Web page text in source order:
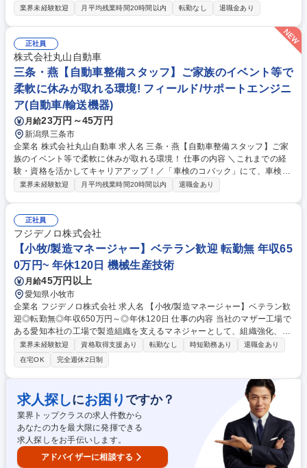
ターグループである当社草津工場にて、製品の入出荷業務、生産計画立
立案、それに基づく原料発注/勤怠入力、残業集計、請求書処理や電話応対
等の総務経理業務 [詳細]製品在庫の更新や、営業からの指示に基づき製品
の出荷手配を行い、専用システムを用いた受注入力を行います。営業から
の出荷予測や納期に基づき、いつ/何を製造するのか計画し、同時に製造に
必要な原料を発注します。勤怠入力、残業集計等の総務業務や、請求書処
理等の経理的業務も担います 募集職種 草津【生産管理】サンスターグル
ープ企業◎建築床材用接着剤のパイオニア企業!
業界未経験歓迎 月平均残業時間20時間以内 転勤なし 退職金あり
正社員
株式会社丸山自動車
三条・燕【自動車整備スタッフ】ご家族のイベント等で
柔軟に休みが取れる環境! フィールド/サポートエンジニ
ア(自動車/輸送機器)
月給23万円～45万円
新潟県三条市
企業名 株式会社丸山自動車 求人名 三条・燕【自動車整備スタッフ】ご家
族のイベント等で柔軟に休みが取れる環境！ 仕事の内容 ＼これまでの経
験・資格を活かしてキャリアアップ！／「車検のコバック」にて、車検整
備、一般修理、点検業務全般をお任せします。複数名での分担作業で負担
お任せします。★1台を複数名で分担するため、一人に業務が集中するこ
とはありません。★設備も充実しており、夏場はエアコン・冷風機、冬場
はストーブ・防寒着を完備！経験者が無理なく長く働き続けられる、快適
な工場環境を整えています。 募集職種 三条・燕【自動車整備スタッフ】
ご家族のイベント等で柔軟に休みが取れる環境！
業界未経験歓迎 月平均残業時間20時間以内 退職金あり
正社員
フジデノロ株式会社
【小牧/製造マネージャー】ベテラン歓迎 転勤無 年収65
0万円~ 年休120日 機械生産技術
月給45万円以上
愛知県小牧市
企業名 フジデノロ株式会社 求人名 【小牧/製造マネージャー】ベテラン歓
迎◎転勤無◎年収650万円～◎年休120日 仕事の内容 当社のマザー工場で
ある愛知本社の工場で製造組織を支えるマネジャーとして、組織強化、生
産性向上、品質改善、人材育成など全体の業務をお任せします。 製造部長
の右腕として組織課題や製造課題に一緒に取り組んでいただくことを期待
します。 ＜具体的には＞ ■QCDSのマネジメント管理 ■生産体制・品質管
理体制などの各種仕組みを改善・管理・運用 ■メンバーの育成 募集職種
【小牧/製造マネージャー】ベテラン歓迎◎転勤無◎年収650万円～◎年休
120日
業界未経験歓迎 資格取得支援あり 転勤なし 時短勤務あり
退職金あり
在宅OK
完全週休2日制
求人探しにお困り ですか？
業界トップクラスの求人件数から
あなたの力を最大限に発揮できる
求人探しをお手伝いします。
アドバイザーに相談する